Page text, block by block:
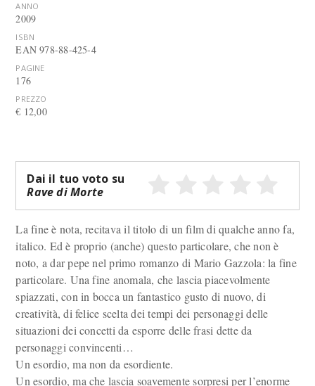
ANNO
2009
ISBN
EAN 978-88-425-4
PAGINE
176
PREZZO
€ 12,00
Dai il tuo voto su
Rave di Morte
La fine è nota, recitava il titolo di un film di qualche anno fa,
italico. Ed è proprio (anche) questo particolare, che non è
noto, a dar pepe nel primo romanzo di Mario Gazzola: la fine
particolare. Una fine anomala, che lascia piacevolmente
spiazzati, con in bocca un fantastico gusto di nuovo, di
creatività, di felice scelta dei tempi dei personaggi delle
situazioni dei concetti da esporre delle frasi dette da
personaggi convincenti…
Un esordio, ma non da esordiente.
Un esordio, ma che lascia soavemente sorpresi per l’enorme